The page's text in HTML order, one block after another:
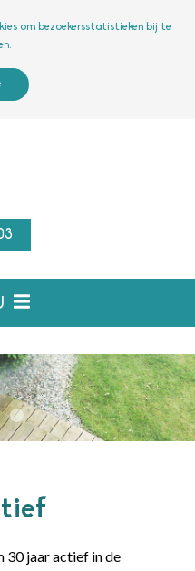
om bezoekersstatistieken bij te
30 jaar actief in de